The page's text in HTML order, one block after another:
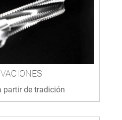
partir de tradición